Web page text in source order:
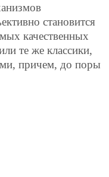
становится
качественных
те же классики,
причем, до поры